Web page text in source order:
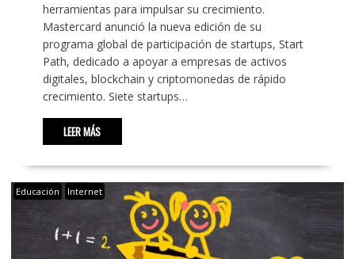
herramientas para impulsar su crecimiento.
Mastercard anunció la nueva edición de su
programa global de participación de startups, Start
Path, dedicado a apoyar a empresas de activos
digitales, blockchain y criptomonedas de rápido
crecimiento. Siete startups…
LEER MÁS
Educación Internet